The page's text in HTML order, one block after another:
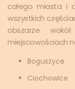
całego miasta i
wszystkich
obszarze
miejscowościach
Boguszyce
Ciochowice